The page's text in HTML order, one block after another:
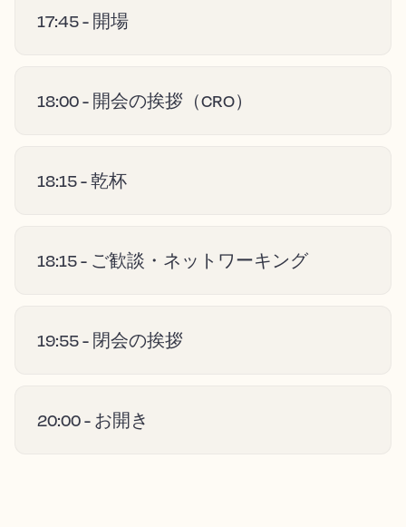
17:45 - 開場
18:00 - 開会の挨拶（CRO）
18:15 - 乾杯
18:15 - ご歓談・ネットワーキング
19:55 - 閉会の挨拶
20:00 - お開き